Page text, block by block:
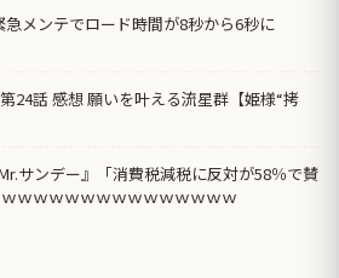
メンテでロード時間が8秒から6秒に
24話 感想 願いを叶える流星群【姫様“拷
サンデー』「消費税減税に反対が58％で賛
ｗｗｗｗｗｗｗｗｗｗｗｗｗｗ